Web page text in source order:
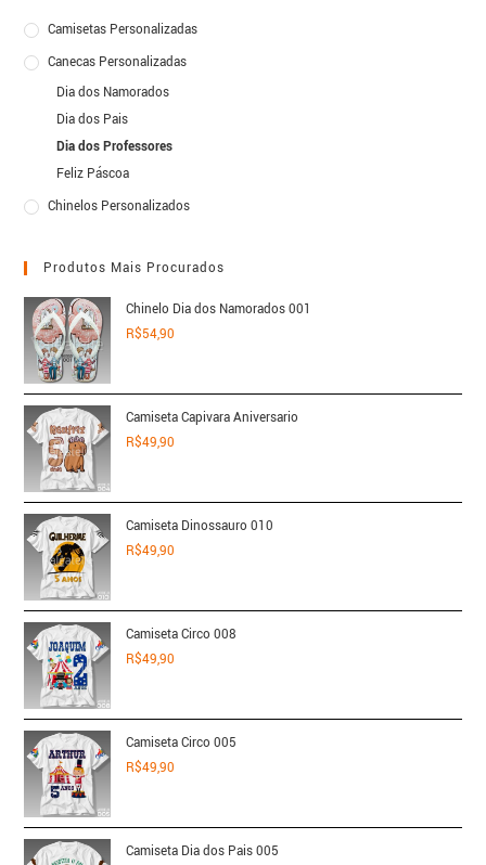
Camisetas Personalizadas
Canecas Personalizadas
Dia dos Namorados
Dia dos Pais
Dia dos Professores
Feliz Páscoa
Chinelos Personalizados
Produtos Mais Procurados
Chinelo Dia dos Namorados 001
R$54,90
Camiseta Capivara Aniversario
R$49,90
Camiseta Dinossauro 010
R$49,90
Camiseta Circo 008
R$49,90
Camiseta Circo 005
R$49,90
Camiseta Dia dos Pais 005